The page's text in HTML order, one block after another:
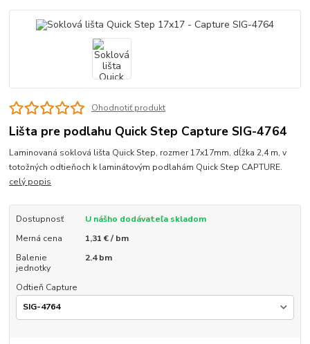
Ohodnotiť produkt
Lišta pre podlahu Quick Step Capture SIG-4764
Laminovaná soklová lišta Quick Step, rozmer 17x17mm, dĺžka 2,4 m, v
totožných odtieňoch k laminátovým podlahám Quick Step CAPTURE.
celý popis
Dostupnosť
U nášho dodávateľa skladom
Merná cena
1,31 € / bm
Balenie
jednotky
2.4 bm
Odtieň Capture